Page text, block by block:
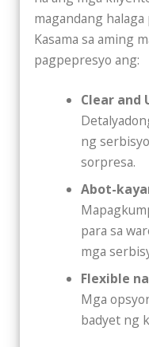
magandang
Kasama sa aming
pagpepresyo ang:
Clear and
ng
sorpresa.
Abot-
para sa
mga
Flexible
Mga
badyet ng